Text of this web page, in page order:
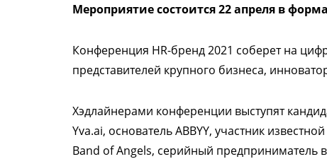
Мероприятие состоится 22 апреля в
Конференция HR-бренд 2021 соберет на
представителей крупного бизнеса,
Хэдлайнерами конференции выступят
Yva.ai, основатель ABBYY, участник
Band of Angels, серийный предприниматель в